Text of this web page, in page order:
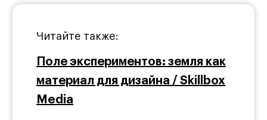
Читайте также:
Поле экспериментов: земля как
материал для дизайна / Skillbox
Media